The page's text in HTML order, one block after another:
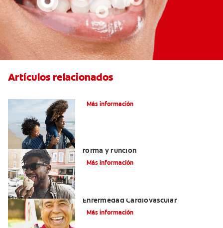
Artículos relacionados
Más información
forma y función
Más información
Enfermedad Cardiovascular
Más información